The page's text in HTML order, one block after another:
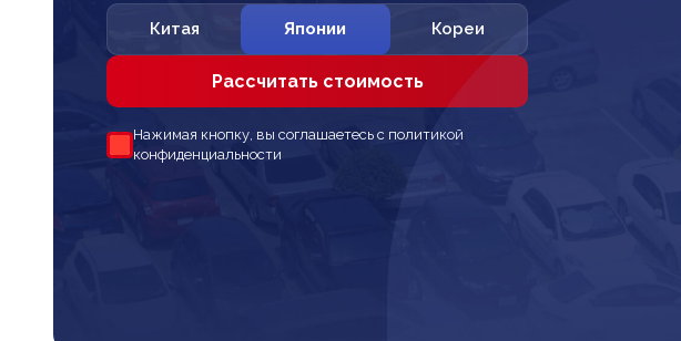
Китая Японии Кореи
Рассчитать стоимость
Нажимая кнопку, вы соглашаетесь с политикой
конфиденциальности